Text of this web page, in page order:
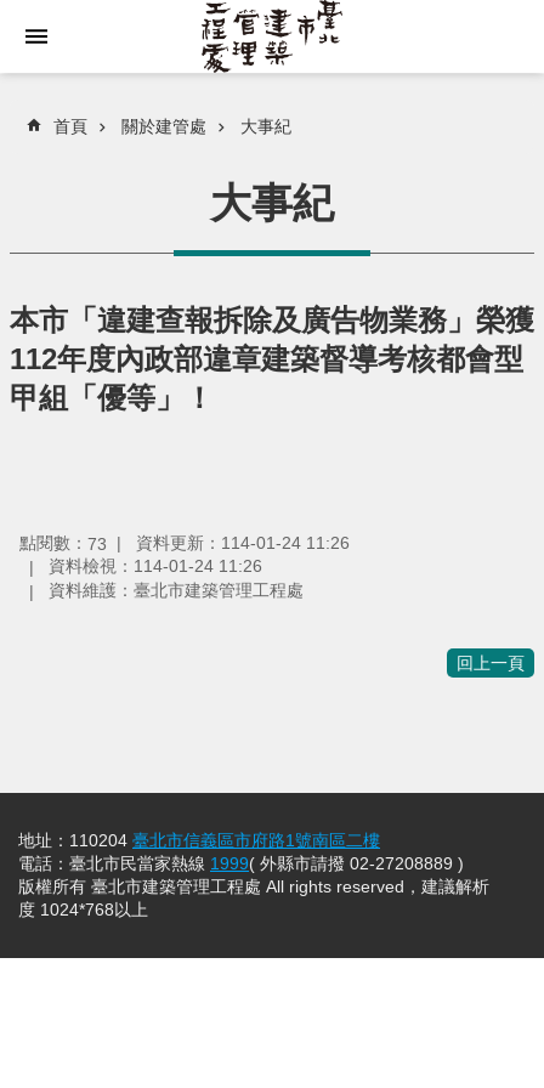
首頁 關於建管處 大事紀
大事紀
本市「違建查報拆除及廣告物業務」榮獲
112年度內政部違章建築督導考核都會型
甲組「優等」！
點閱數： 73
資料更新：114-01-24 11:26
資料檢視：114-01-24 11:26
資料維護：臺北市建築管理工程處
回上一頁
地址：110204 臺北市信義區市府路1號南區二樓
電話：臺北市民當家熱線 1999( 外縣市請撥 02-27208889 )
版權所有 臺北市建築管理工程處 All rights reserved，建議解析
度 1024*768以上